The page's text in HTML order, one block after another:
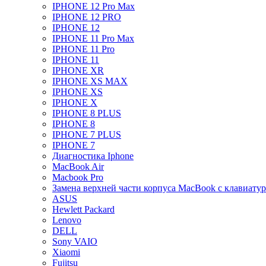
IPHONE 12 Pro Max
IPHONE 12 PRO
IPHONE 12
IPHONE 11 Pro Max
IPHONE 11 Pro
IPHONE 11
IPHONE XR
IPHONE XS MAX
IPHONE XS
IPHONE X
IPHONE 8 PLUS
IPHONE 8
IPHONE 7 PLUS
IPHONE 7
Диагностика Iphone
MacBook Air
Macbook Pro
Замена верхней части корпуса MacBook с
ASUS
Hewlett Packard
Lenovo
DELL
Sony VAIO
Xiaomi
Fujitsu